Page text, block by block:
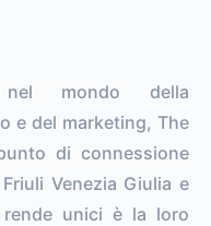
mondo della
e del marketing, The
di connessione
Venezia Giulia e
unici è la loro